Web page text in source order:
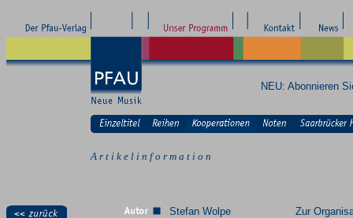
NEU: Abonnieren
A r t i k e l i n f o r m a t i o n
Stefan Wolpe
Zur